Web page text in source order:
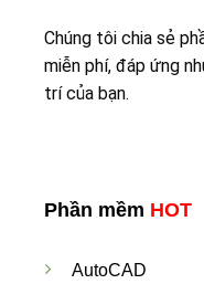
Chúng tôi chia sẻ
miễn phí, đáp ứng
trí của bạn.
Phần mềm HOT
AutoCAD